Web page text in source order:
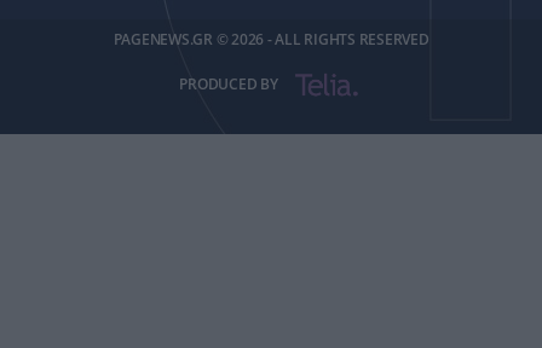
PAGENEWS.GR © 2026 - ALL RIGHTS RESERVED
PRODUCED BY